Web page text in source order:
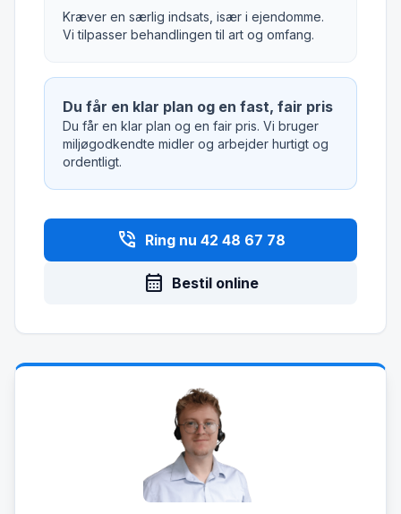
Kræver en særlig indsats, især i ejendomme.
Vi tilpasser behandlingen til art og omfang.
Du får en klar plan og en fast, fair pris
Du får en klar plan og en fair pris. Vi bruger
miljøgodkendte midler og arbejder hurtigt og
ordentligt.
phone_in_talk Ring nu 42 48 67 78
calendar_month Bestil online